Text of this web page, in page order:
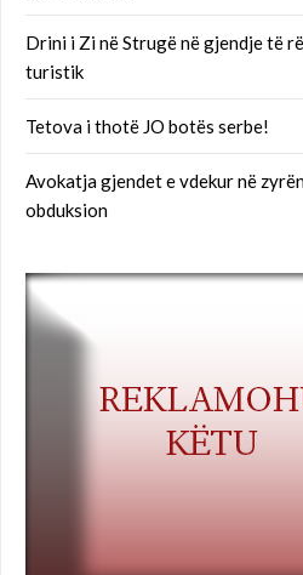
Drini i Zi në Strugë në gjendje të
turistik
Tetova i thotë JO botës serbe!
Avokatja gjendet e vdekur në
obduksion